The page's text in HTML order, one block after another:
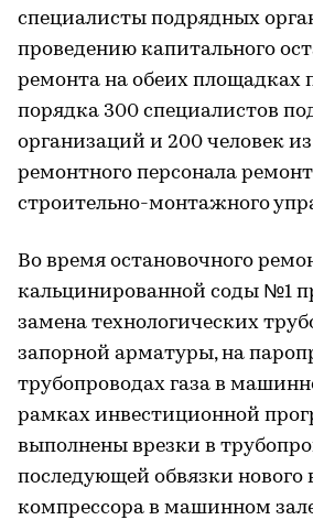
специалисты подрядных
проведению капитального
ремонта на обеих площадках
порядка 300 специалистов
организаций и 200 человек
ремонтного персонала
строительно-монтажного
Во время остановочного
кальцинированной соды №1
замена технологических
запорной арматуры, на
трубопроводах газа в
рамках инвестиционной
выполнены врезки в
последующей обвязки нового
компрессора в машинном